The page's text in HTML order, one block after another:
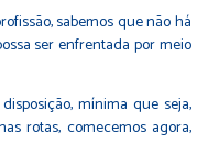
sabemos que não há
ser enfrentada por meio
mínima que seja,
rotas, comecemos agora,